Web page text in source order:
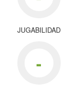
JUGABILIDAD
-